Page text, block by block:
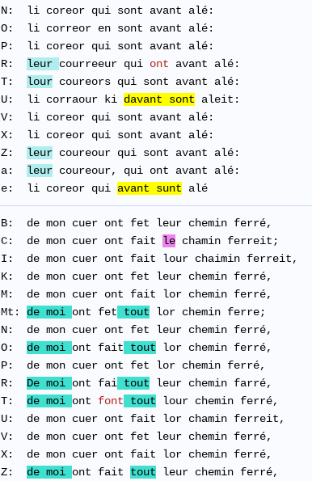
N: li coreor qui sont avant alé:
O: li correor en sont avant alé:
P: li coreor qui sont avant alé:
R: ​ leur courreeur qui ont avant alé:
T: lour coureors qui sont avant alé:
U: li corraour ki davant sont aleit:
V: li coreor qui sont avant alé:
X: li coreor qui sont avant alé:
Z: leur coureour qui sont avant alé:
a: leur coureour, qui ont avant alé:
e: li coreor qui avant sunt alé
B: de mon cuer ont fet leur chemin ferré,
C: de mon cuer ont fait le chamin ferreit;
I: de mon cuer ont fait lour chaimin ferreit,
K: de mon cuer ont fet leur chemin ferré,
M: de mon cuer ont fait lor chemin ferré,
Mt: de moi ont fet tout lor chemin ferre;
N: de mon cuer ont fet leur chemin ferré,
O: de moi ont fait tout lor chemin ferré,
P: de mon cuer ont fet lor chemin ferré,
​R: De moi ont fai tout leur chemin farré,
T: de moi ont font tout lour chemin ferré,
​U: de mon cuer ont fait lor chamin ferreit,
​V: de mon cuer ont fet leur chemin ferré,
X: de mon cuer ont fait lor chemin ferré,
Z: de moi ont fait tout leur chemin ferré,